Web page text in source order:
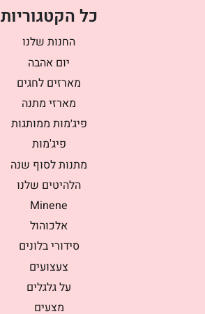
כל הקטגוריות
החנות שלנו
יום אהבה
מארזים לחגים
מארזי מתנה
פיג׳מות ממותגות
פיג'מות
מתנות לסוף שנה
הלהיטים שלנו
Minene
אלכוהול
סידורי בלונים
צעצועים
על גלגלים
מצעים